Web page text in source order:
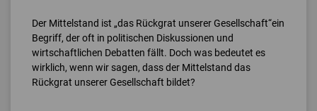
Der Mittelstand ist „das Rückgrat unserer Gesellschaft“ein
Begriff, der oft in politischen Diskussionen und
wirtschaftlichen Debatten fällt. Doch was bedeutet es
wirklich, wenn wir sagen, dass der Mittelstand das
Rückgrat unserer Gesellschaft bildet?